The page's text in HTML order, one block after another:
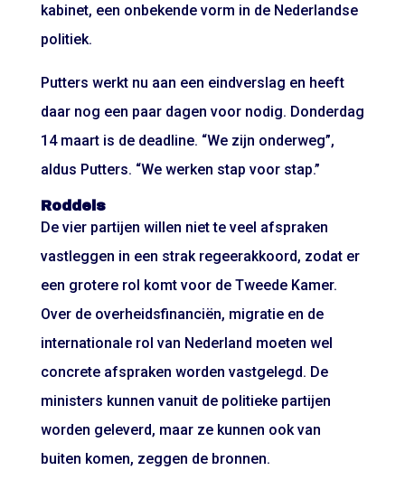
kabinet, een onbekende vorm in de Nederlandse
politiek.
Putters werkt nu aan een eindverslag en heeft
daar nog een paar dagen voor nodig. Donderdag
14 maart is de deadline. “We zijn onderweg”,
aldus Putters. “We werken stap voor stap.”
Roddels
De vier partijen willen niet te veel afspraken
vastleggen in een strak regeerakkoord, zodat er
een grotere rol komt voor de Tweede Kamer.
Over de overheidsfinanciën, migratie en de
internationale rol van Nederland moeten wel
concrete afspraken worden vastgelegd. De
ministers kunnen vanuit de politieke partijen
worden geleverd, maar ze kunnen ook van
buiten komen, zeggen de bronnen.